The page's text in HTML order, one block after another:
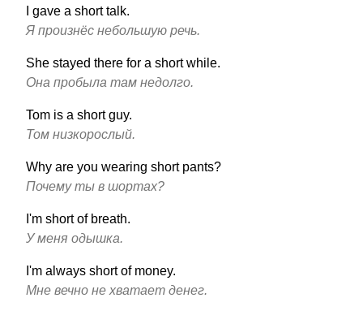
I gave a short talk.
Я произнёс небольшую речь.
She stayed there for a short while.
Она пробыла там недолго.
Tom is a short guy.
Том низкорослый.
Why are you wearing short pants?
Почему ты в шортах?
I'm short of breath.
У меня одышка.
I'm always short of money.
Мне вечно не хватает денег.